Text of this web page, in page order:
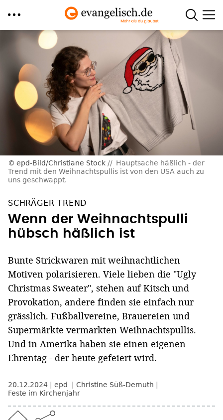
Direkt
Inhalt
epd-Bild/Christiane Stock
Hauptsache häßlich - der
Trend mit den Weihnachtspullis ist von den USA auch zu
uns geschwappt.
SCHRÄGER TREND
Wenn der Weihnachtspulli
hübsch häßlich ist
Bunte Strickwaren mit weihnachtlichen
Motiven polarisieren. Viele lieben die "Ugly
Christmas Sweater", stehen auf Kitsch und
Provokation, andere finden sie einfach nur
grässlich. Fußballvereine, Brauereien und
Supermärkte vermarkten Weihnachtspullis.
Und in Amerika haben sie einen eigenen
Ehrentag - der heute gefeiert wird.
20.12.2024 epd
Christine Süß-Demuth
Feste im Kirchenjahr